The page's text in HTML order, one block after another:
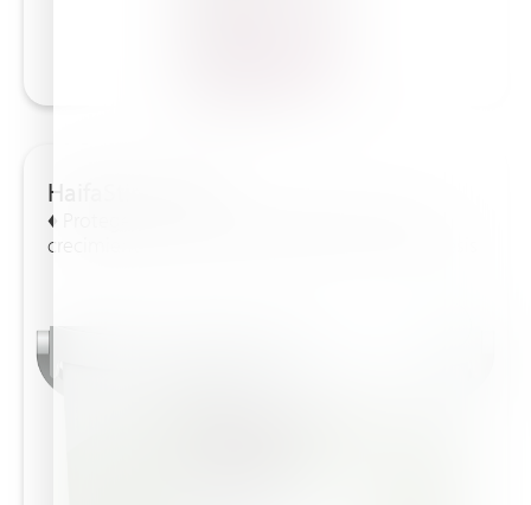
HaifaStim™ Rally
♦ Protege del calor y las heladas ♦ Favorece el
crecimiento de las raíces ♦ Estimula la fotosíntesis